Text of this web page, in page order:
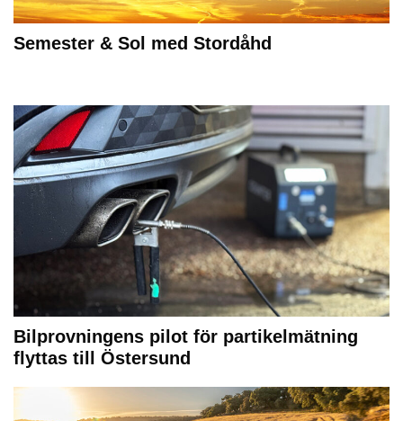
Semester & Sol med Stordåhd
Bilprovningens pilot för partikelmätning
flyttas till Östersund